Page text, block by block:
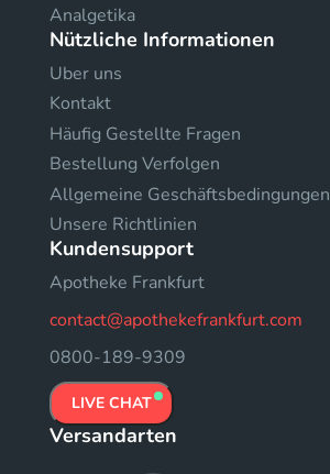
Analgetika
Nützliche Informationen
Uber uns
Kontakt
Häufig Gestellte Fragen
Bestellung Verfolgen
Allgemeine Geschäftsbedingungen
Unsere Richtlinien
Kundensupport
Apotheke Frankfurt
contact@apothekefrankfurt.com
0800-189-9309
LIVE CHAT
Versandarten